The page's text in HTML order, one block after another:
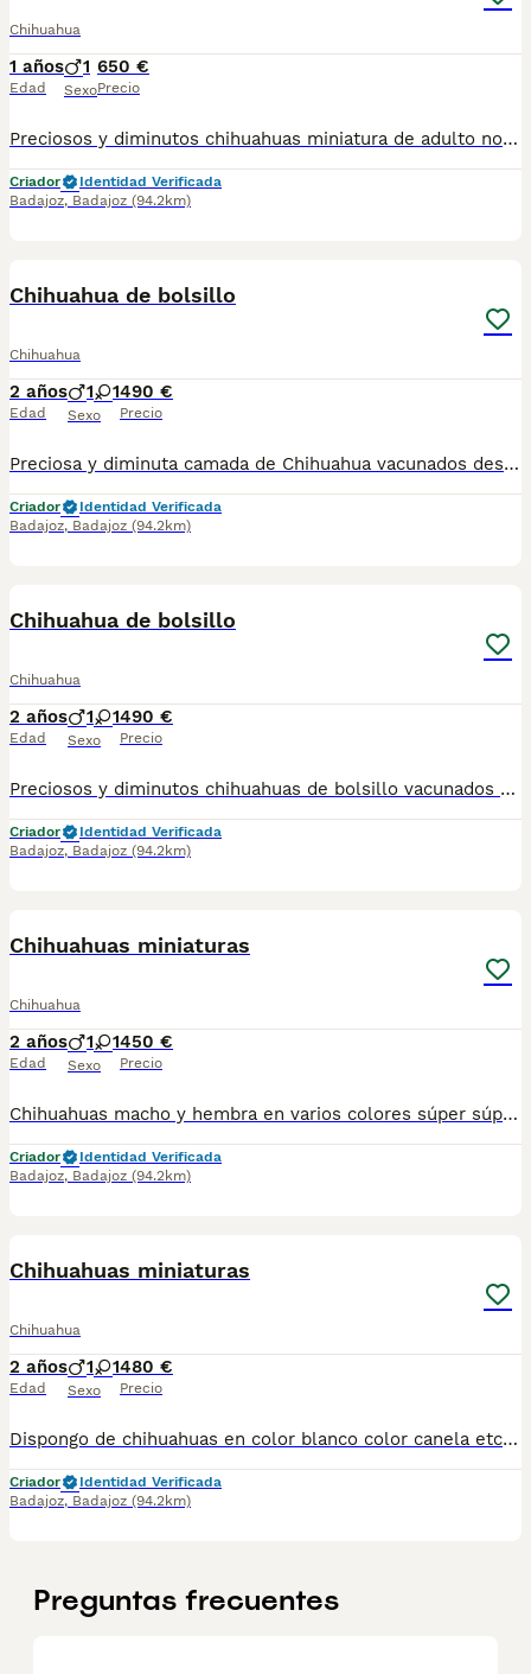
Chihuahua
1 años
Edad
1
Sexo
650 €
Precio
Preciosos y diminutos chihuahuas miniatura de adulto no superan los dos kilos con sus vacunas correspondientes desparasitación pasaporte y microchip también podemos enviar a su domicilio llegando de un día para otro y pueden pagar a contrareembolso para más información y vídeo pueden contactar al teléfono 600881366
Criador
Identidad Verificada
Badajoz, Badajoz (94.2km)
Chihuahua de bolsillo
Chihuahua
2 años
Edad
1 1
Sexo
490 €
Precio
Preciosa y diminuta camada de Chihuahua vacunados desparasitados pasaporte y microchip dispongo en varios colores machos y hembras para más información contactar al teléfono 600881366 núcleo 0612
Criador
Identidad Verificada
Badajoz, Badajoz (94.2km)
Chihuahua de bolsillo
Chihuahua
2 años
Edad
1 1
Sexo
490 €
Precio
Preciosos y diminutos chihuahuas de bolsillo vacunados desparasitados pasaporte y microchip macho y hembra hacemos envío puede pagar a contrareembolso para más información y vídeos contactar al teléfono 600881366
Criador
Identidad Verificada
Badajoz, Badajoz (94.2km)
Chihuahuas miniaturas
Chihuahua
2 años
Edad
1 1
Sexo
450 €
Precio
Chihuahuas macho y hembra en varios colores súper súper miniaturas con vacunas pasaporte y microchip hacemos envío puede pagar cuando lo reciba a contrareembolso para más información contactar al teléfono 600881366 núcleo 0612
Criador
Identidad Verificada
Badajoz, Badajoz (94.2km)
Chihuahuas miniaturas
Chihuahua
2 años
Edad
1 1
Sexo
480 €
Precio
Dispongo de chihuahuas en color blanco color canela etcétera machos y hembras con sus vacunas pasaporte microchip hacemos envío a cualquier provincia puede pagar cuando lo reciba a contrareembolso para más información contactar al teléfono 600881366
Criador
Identidad Verificada
Badajoz, Badajoz (94.2km)
Preguntas frecuentes